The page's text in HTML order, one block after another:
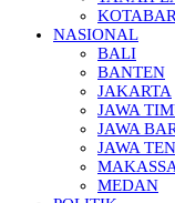
NASIONAL
BALI
BANTEN
JAKARTA
JAWA
JAWA
JAWA
MEDAN